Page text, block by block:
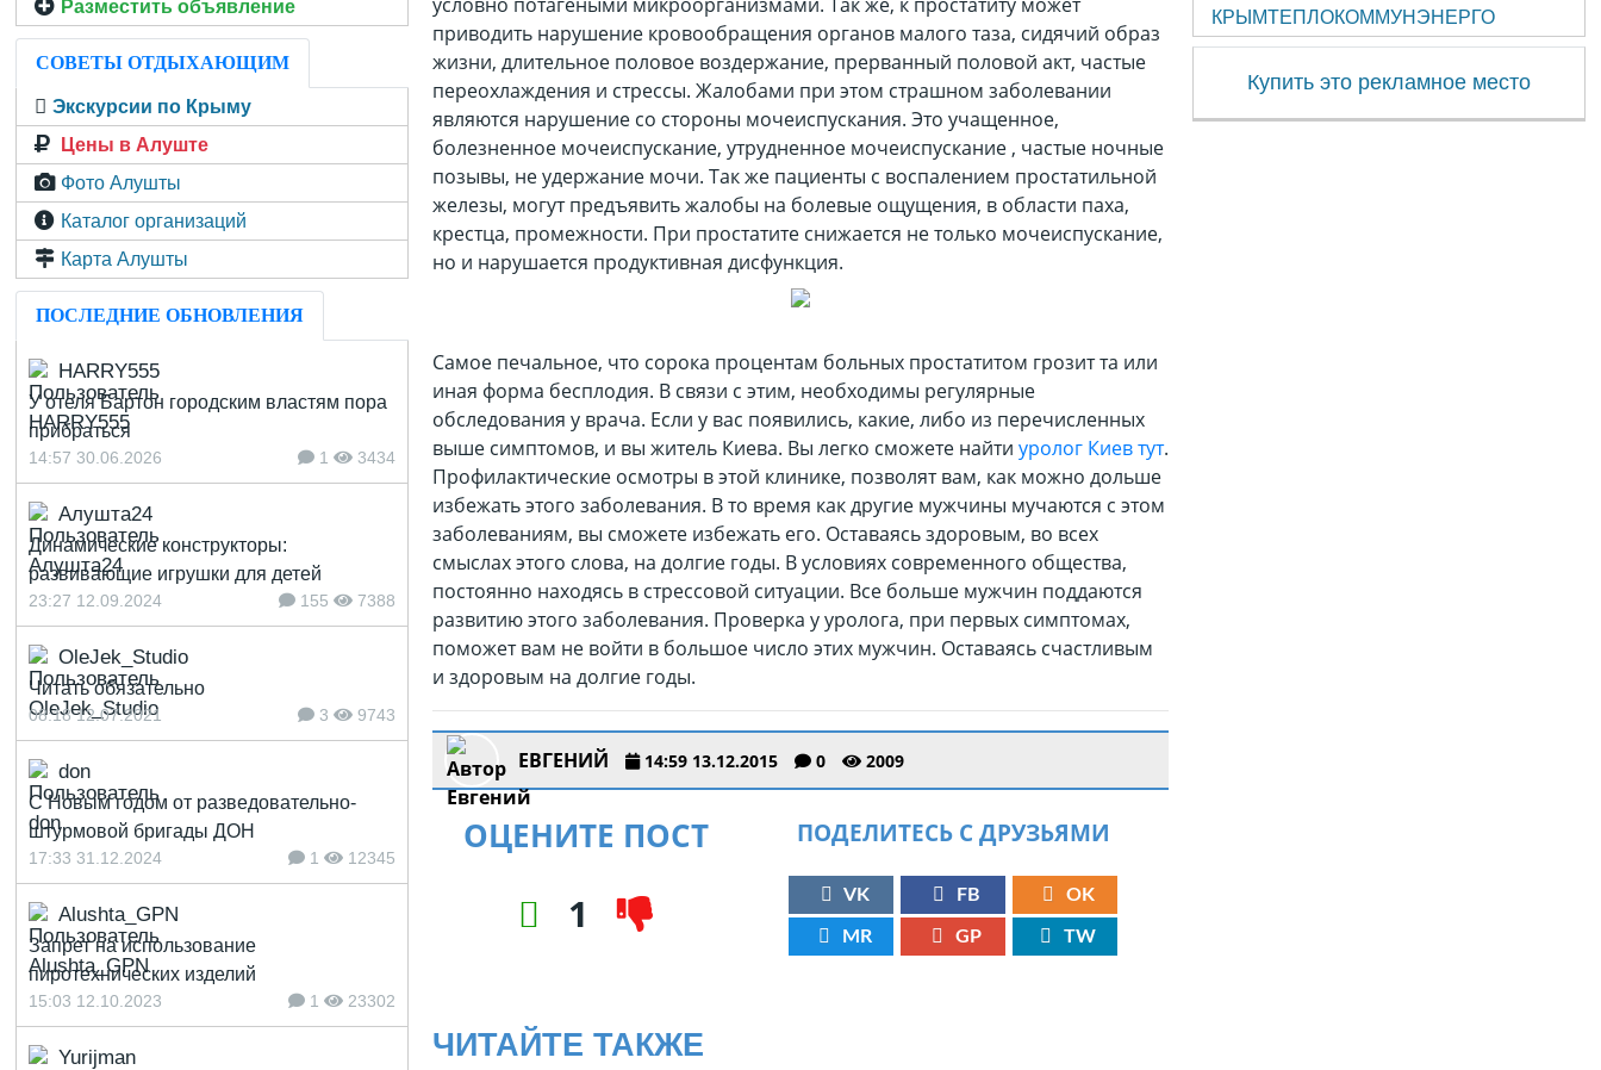
приводить нарушение кровообращения органов малого таза, сидячий образ
жизни, длительное половое воздержание, прерванный половой акт, частые
переохлаждения и стрессы. Жалобами при этом страшном заболевании
являются нарушение со стороны мочеиспускания. Это учащенное,
болезненное мочеиспускание, утрудненное мочеиспускание , частые ночные
позывы, не удержание мочи. Так же пациенты с воспалением простатильной
железы, могут предъявить жалобы на болевые ощущения, в области паха,
крестца, промежности. При простатите снижается не только мочеиспускание,
но и нарушается продуктивная дисфункция.
Самое печальное, что сорока процентам больных простатитом грозит та или
иная форма бесплодия. В связи с этим, необходимы регулярные
обследования у врача. Если у вас появились, какие, либо из перечисленных
выше симптомов, и вы житель Киева. Вы легко сможете найти уролог Киев тут.
Профилактические осмотры в этой клинике, позволят вам, как можно дольше
избежать этого заболевания. В то время как другие мужчины мучаются с этом
заболеваниям, вы сможете избежать его. Оставаясь здоровым, во всех
смыслах этого слова, на долгие годы. В условиях современного общества,
постоянно находясь в стрессовой ситуации. Все больше мужчин поддаются
развитию этого заболевания. Проверка у уролога, при первых симптомах,
поможет вам не войти в большое число этих мужчин. Оставаясь счастливым
и здоровым на долгие годы.
ЕВГЕНИЙ 14:59 13.12.2015 0 2009
ОЦЕНИТЕ ПОСТ
1
ПОДЕЛИТЕСЬ С ДРУЗЬЯМИ
VK FB OK
MR GP TW
ЧИТАЙТЕ ТАКЖЕ
Разместить объявление
СОВЕТЫ ОТДЫХАЮЩИМ
Экскурсии по Крыму
Цены в Алуште
Фото Алушты
Каталог организаций
Карта Алушты
ПОСЛЕДНИЕ ОБНОВЛЕНИЯ
HARRY555
У отеля Бартон городским властям пора
прибраться
14:57 30.06.2026 1 3434
Алушта24
Динамические конструкторы:
развивающие игрушки для детей
23:27 12.09.2024 155 7388
OleJek_Studio
Читать обязательно
08:18 12.07.2021 3 9743
don
С Новым годом от разведовательно-
штурмовой бригады ДОН
17:33 31.12.2024 1 12345
Alushta_GPN
Запрет на использование
пиротехнических изделий
15:03 12.10.2023 1 23302
Yurijman
КРЫМТЕПЛОКОММУНЭНЕРГО
Купить это рекламное место